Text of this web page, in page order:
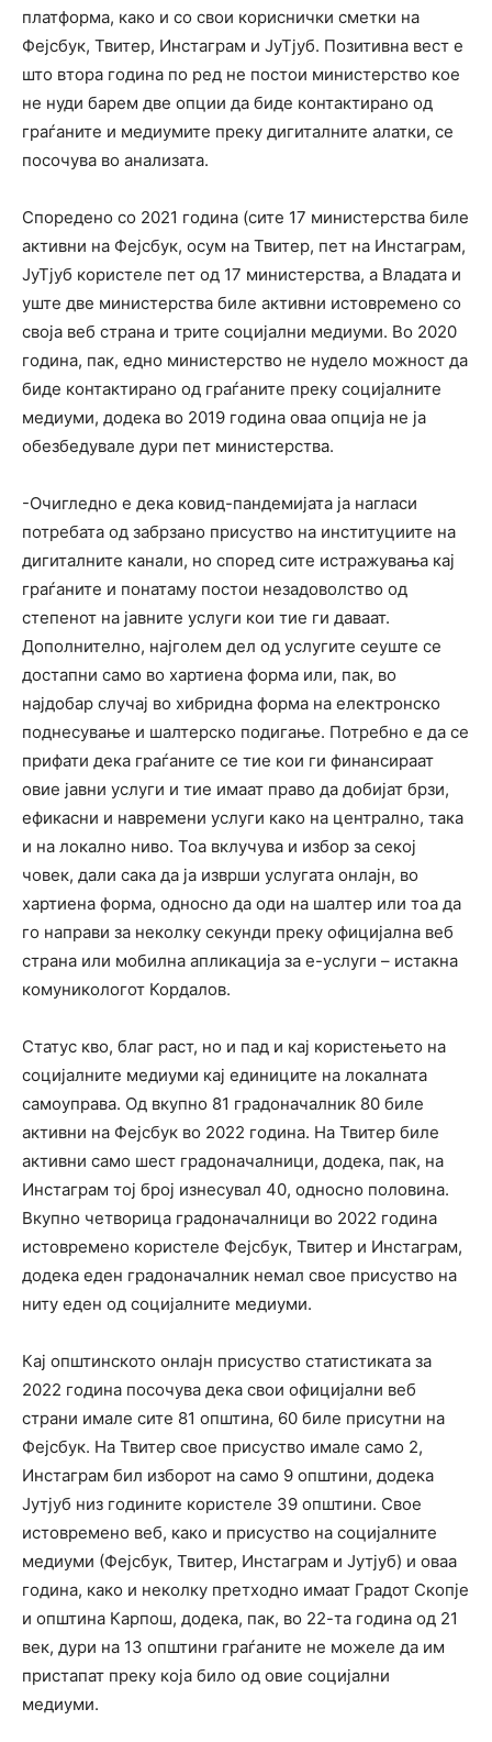
платформа, како и со свои кориснички сметки на
Фејсбук, Твитер, Инстаграм и ЈуТјуб. Позитивна вест е
што втора година по ред не постои министерство кое
не нуди барем две опции да биде контактирано од
граѓаните и медиумите преку дигиталните алатки, се
посочува во анализата.
Споредено со 2021 година (сите 17 министерства биле
активни на Фејсбук, осум на Твитер, пет на Инстаграм,
ЈуТјуб користеле пет од 17 министерства, а Владата и
уште две министерства биле активни истовремено со
своја веб страна и трите социјални медиуми. Во 2020
година, пак, едно министерство не нудело можност да
биде контактирано од граѓаните преку социјалните
медиуми, додека во 2019 година оваа опција не ја
обезбедувале дури пет министерства.
-Очигледно е дека ковид-пандемијата ја нагласи
потребата од забрзано присуство на институциите на
дигиталните канали, но според сите истражувања кај
граѓаните и понатаму постои незадоволство од
степенот на јавните услуги кои тие ги даваат.
Дополнително, најголем дел од услугите сеуште се
достапни само во хартиена форма или, пак, во
најдобар случај во хибридна форма на електронско
поднесување и шалтерско подигање. Потребно е да се
прифати дека граѓаните се тие кои ги финансираат
овие јавни услуги и тие имаат право да добијат брзи,
ефикасни и навремени услуги како на централно, така
и на локално ниво. Тоа вклучува и избор за секој
човек, дали сака да ја изврши услугата онлајн, во
хартиена форма, односно да оди на шалтер или тоа да
го направи за неколку секунди преку официјална веб
страна или мобилна апликација за е-услуги – истакна
комуникологот Кордалов.
Статус кво, благ раст, но и пад и кај користењето на
социјалните медиуми кај единиците на локалната
самоуправа. Од вкупно 81 градоначалник 80 биле
активни на Фејсбук во 2022 година. На Твитер биле
активни само шест градоначалници, додека, пак, на
Инстаграм тој број изнесувал 40, односно половина.
Вкупно четворица градоначалници во 2022 година
истовремено користеле Фејсбук, Твитер и Инстаграм,
додека еден градоначалник немал свое присуство на
ниту еден од социјалните медиуми.
Кај општинското онлајн присуство статистиката за
2022 година посочува дека свои официјални веб
страни имале сите 81 општина, 60 биле присутни на
Фејсбук. На Твитер свое присуство имале само 2,
Инстаграм бил изборот на само 9 општини, додека
Јутјуб низ годините користеле 39 општини. Свое
истовремено веб, како и присуство на социјалните
медиуми (Фејсбук, Твитер, Инстаграм и Јутјуб) и оваа
година, како и неколку претходно имаат Градот Скопје
и општина Карпош, додека, пак, во 22-та година од 21
век, дури на 13 општини граѓаните не можеле да им
пристапат преку која било од овие социјални
медиуми.